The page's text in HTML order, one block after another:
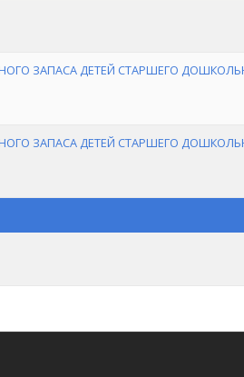
ЗАПАСА ДЕТЕЙ СТАРШЕГО
ЗАПАСА ДЕТЕЙ СТАРШЕГО